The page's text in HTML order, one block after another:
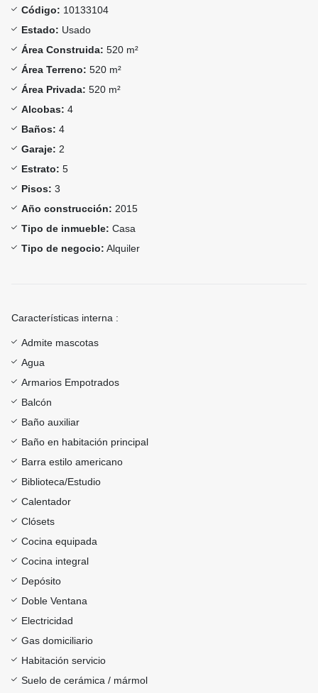
Código: 10133104
Estado: Usado
Área Construida: 520 m²
Área Terreno: 520 m²
Área Privada: 520 m²
Alcobas: 4
Baños: 4
Garaje: 2
Estrato: 5
Pisos: 3
Año construcción: 2015
Tipo de inmueble: Casa
Tipo de negocio: Alquiler
Características interna :
Admite mascotas
Agua
Armarios Empotrados
Balcón
Baño auxiliar
Baño en habitación principal
Barra estilo americano
Biblioteca/Estudio
Calentador
Clósets
Cocina equipada
Cocina integral
Depósito
Doble Ventana
Electricidad
Gas domiciliario
Habitación servicio
Suelo de cerámica / mármol